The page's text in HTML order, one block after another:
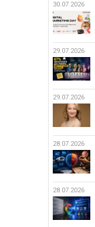
30.07.2026
29.07.2026
29.07.2026
28.07.2026
28.07.2026